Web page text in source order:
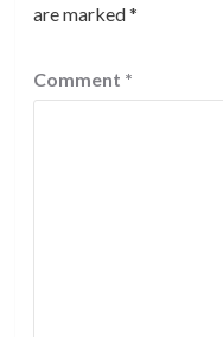
are marked*
Comment *